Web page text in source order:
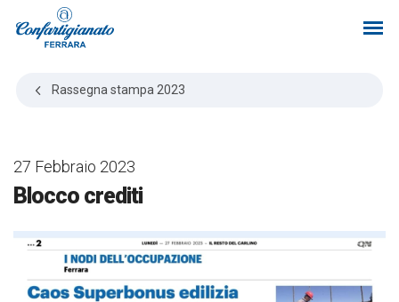
Rassegna stampa 2023
27 Febbraio 2023
Blocco crediti